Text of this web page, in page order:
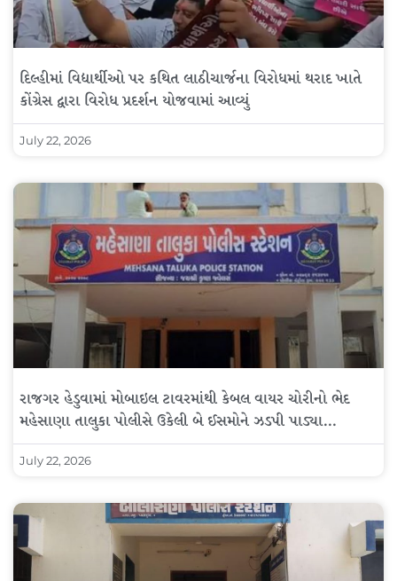
દિલ્હીમાં વિદ્યાર્થીઓ પર કથિત લાઠીચાર્જના વિરોધમાં થરાદ ખાતે
કોંગ્રેસ દ્વારા વિરોધ પ્રદર્શન યોજવામાં આવ્યું
July 22, 2026
રાજગર હેડુવામાં મોબાઇલ ટાવરમાંથી કેબલ વાયર ચોરીનો ભેદ
મહેસાણા તાલુકા પોલીસે ઉકેલી બે ઈસમોને ઝડપી પાડ્યા…
July 22, 2026